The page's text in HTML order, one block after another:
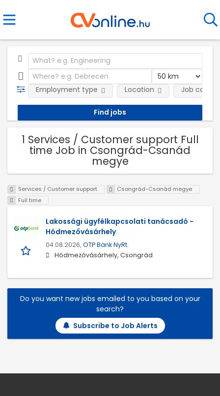
Employment type Location Job
1 Services / Customer support Full
time Job in Csongrád-Csanád
megye
Services / Customer support
Csongrád-Csanád megye
Full time
Lakossági ügyfélkapcsolati tanácsadó -
Hódmezővásárhely
04.08.2026, OTP Bank NyRt.
Hódmezővásárhely, Csongrád
Do you want new jobs emailed to you based on your
search?
Subscribe to Job Alerts